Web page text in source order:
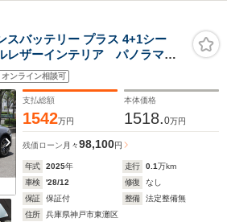
バッテリー プラス 4+1シー
レザーインテリア パノラマル
ロノPKG パフォーマンスバ
ト リアアクスルステアリン
スプレイ
オンライン相談可
支払総額
1542万円
本体価格
1518.0万円
残価ローン 月々98,100円
年式 2025年 走行 0.1万km
車検
'28/12 修復
なし
保証
保証付 整備
法定整備無
住所
兵庫県神戸市東灘区